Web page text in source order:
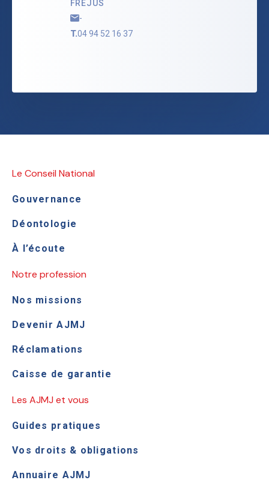
FREJUS
-
T.04 94 52 16 37
Le Conseil National
Gouvernance
Déontologie
À l’écoute
Notre profession
Nos missions
Devenir AJMJ
Réclamations
Caisse de garantie
Les AJMJ et vous
Guides pratiques
Vos droits & obligations
Annuaire AJMJ